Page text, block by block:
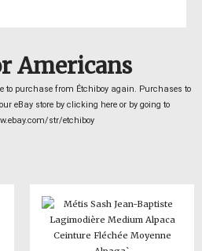
Americans
to purchase from Étchiboy again. Purchases to
eBay store by clicking here or by going to
str/etchiboy